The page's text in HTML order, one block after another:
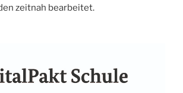
zeitnah bearbeitet.